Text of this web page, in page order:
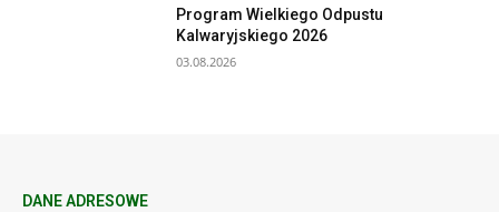
Program Wielkiego Odpustu
Kalwaryjskiego 2026
03.08.2026
DANE ADRESOWE